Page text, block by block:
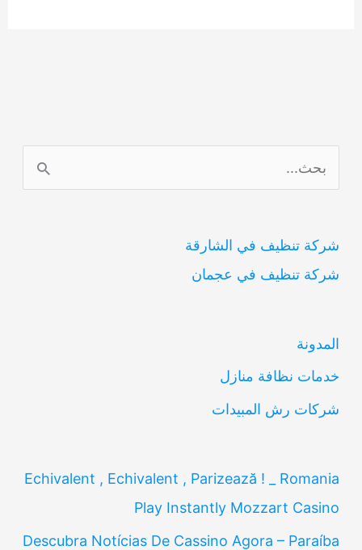
ل
ح
ث
شركة تنظيف في الشارقة
شركة تنظيف في عجمان
المدونة
خدمات نظافة منازل
شركات رش المبيدات
Echivalent , Echivalent , Parizează ! _ Romania
Play Instantly Mozzart Casino
Descubra Notícias De Cassino Agora – Paraíba